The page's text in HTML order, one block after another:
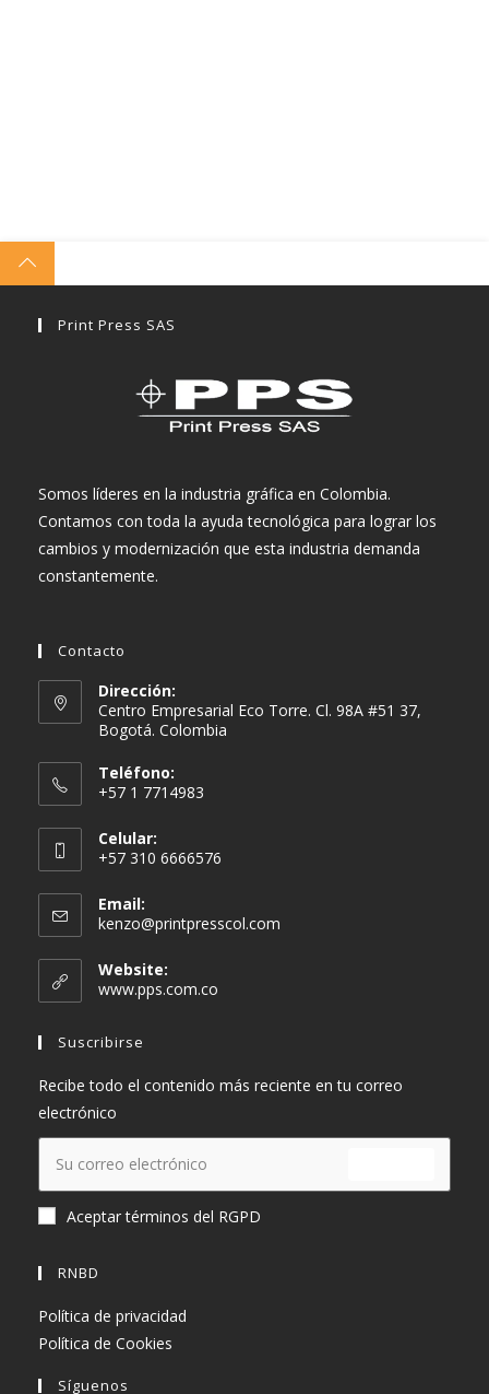
Print Press SAS
Somos líderes en la industria gráfica en Colombia.
Contamos con toda la ayuda tecnológica para lograr los
cambios y modernización que esta industria demanda
constantemente.
Contacto
Dirección:
Centro Empresarial Eco Torre. Cl. 98A #51 37,
Bogotá. Colombia
Teléfono:
+57 1 7714983
Celular:
+57 310 6666576
Email:
kenzo@printpresscol.com
Website:
www.pps.com.co
Suscribirse
Recibe todo el contenido más reciente en tu correo
electrónico
Aceptar términos del RGPD
RNBD
Política de privacidad
Política de Cookies
Síguenos